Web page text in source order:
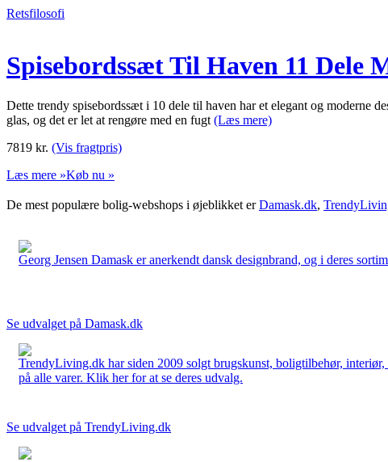
Retsfilosofi
Spisebordssæt Til Haven 11 Dele
Dette trendy spisebordssæt i 10 dele til haven har et elegant og moderne
glas, og det er let at rengøre med en fugt (Læs mere)
7819 kr. (Vis fragtpris)
Læs mere »Køb nu »
De mest populære bolig-webshops i øjeblikket erDamask.dk,
Georg Jensen Damask er anerkendt dansk designbrand, og i deres
Se udvalget på Damask.dk
TrendyLiving.dk har siden 2009 solgt brugskunst, boligtilbehør,
på alle varer. Klik her for at se deres udvalg.
Se udvalget på TrendyLiving.dk